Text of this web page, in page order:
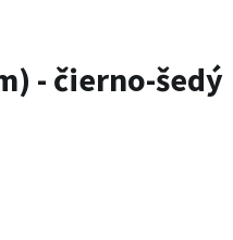
- čierno-šedý